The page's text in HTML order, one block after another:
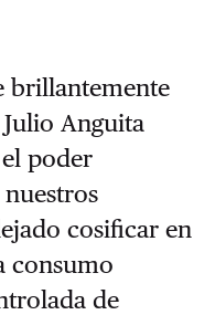
brillantemente
Anguita
poder
cosificar en
consumo
de